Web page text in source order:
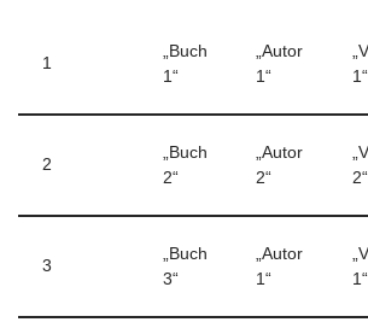
1
„Buch
1“
„Autor
1“
1“
2
„Buch
2“
„Autor
2“
2“
3
„Buch
3“
„Autor
1“
1“